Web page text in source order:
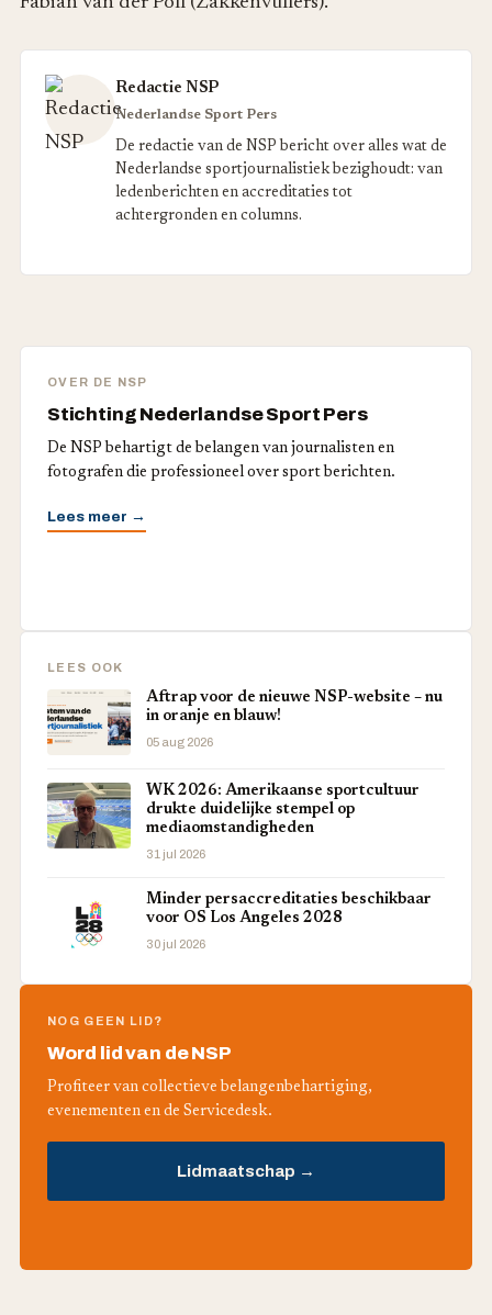
Redactie NSP
Nederlandse Sport Pers
De redactie van de NSP bericht over alles wat de
Nederlandse sportjournalistiek bezighoudt: van
ledenberichten en accreditaties tot
achtergronden en columns.
OVER DE NSP
Stichting Nederlandse Sport Pers
De NSP behartigt de belangen van journalisten en
fotografen die professioneel over sport berichten.
Lees meer →
LEES OOK
Aftrap voor de nieuwe NSP-website – nu
in oranje en blauw!
05 aug 2026
WK 2026: Amerikaanse sportcultuur
drukte duidelijke stempel op
mediaomstandigheden
31 jul 2026
Minder persaccreditaties beschikbaar
voor OS Los Angeles 2028
30 jul 2026
NOG GEEN LID?
Word lid van de NSP
Profiteer van collectieve belangenbehartiging,
evenementen en de Servicedesk.
Lidmaatschap →